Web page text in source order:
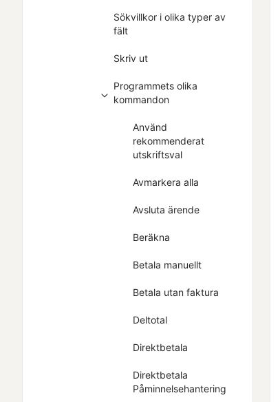
Sökvillkor i olika typer av
fält
Skriv ut
Programmets olika
kommandon
Använd
rekommenderat
utskriftsval
Avmarkera alla
Avsluta ärende
Beräkna
Betala manuellt
Betala utan faktura
Deltotal
Direktbetala
Direktbetala
Påminnelsehantering